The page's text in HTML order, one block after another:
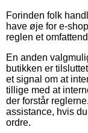
Forinden folk
have øje for e-
reglen et
En anden
butikken er
et signal om at
tillige med at
der forstår
assistance, hvis
ordre.